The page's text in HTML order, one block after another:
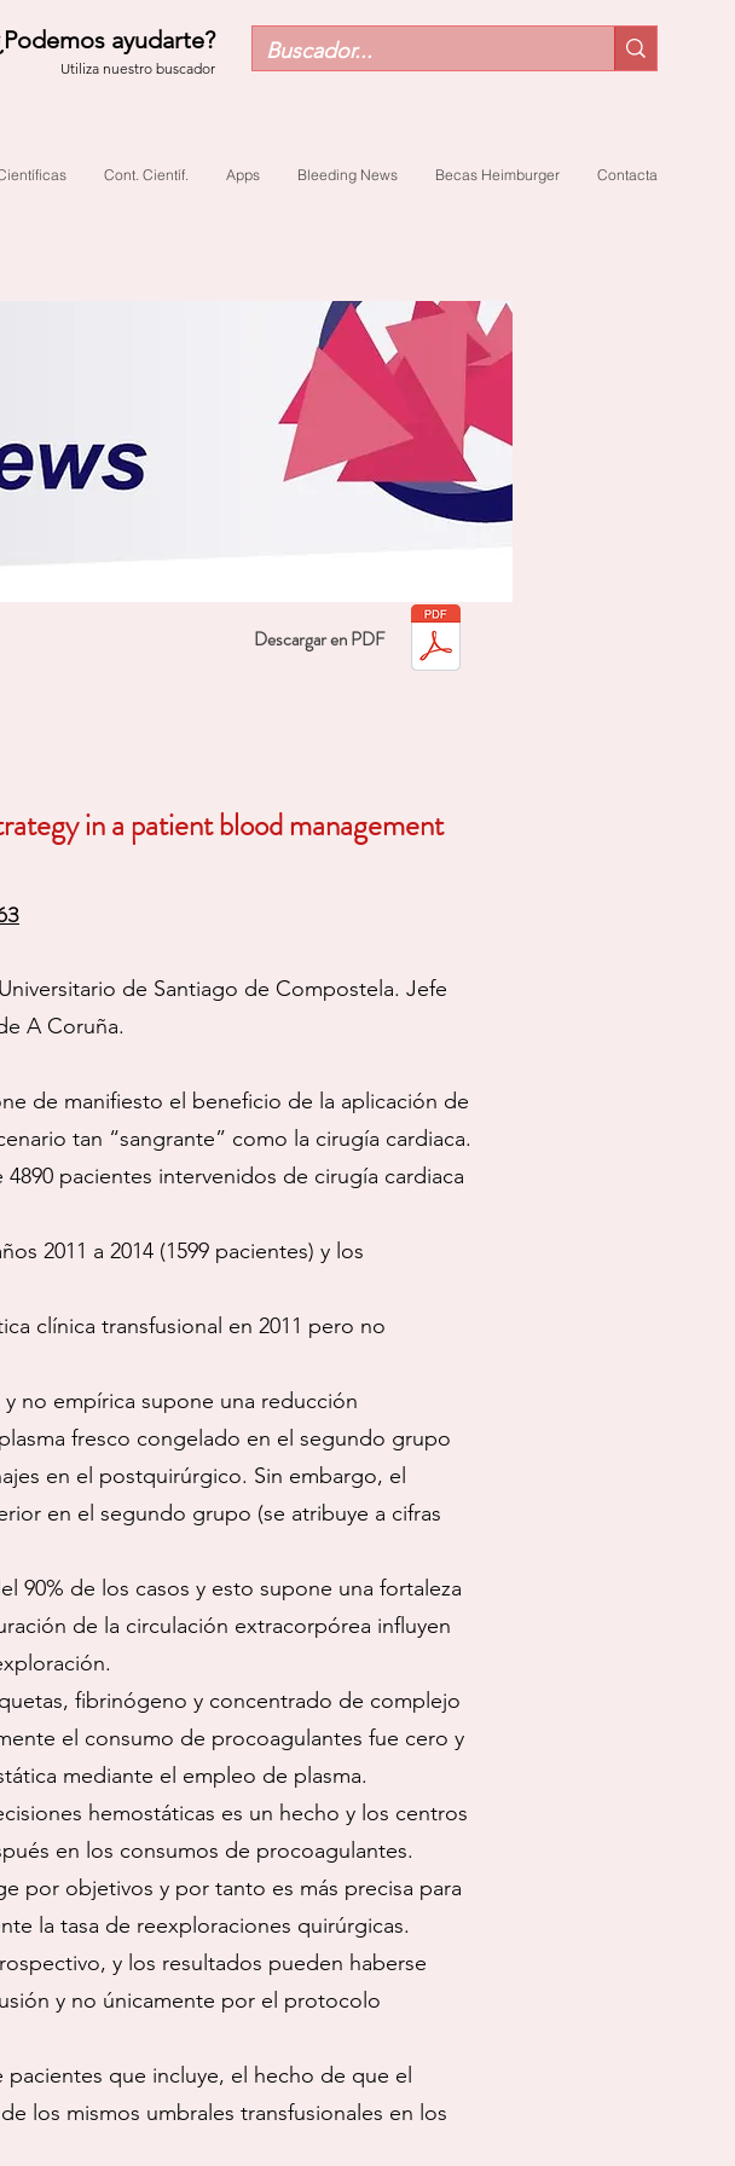
ayudarte?
Utiliza nuestro buscador
Cont. Científ. Apps Bleeding News Becas Heimburger Contacta
Descargar en PDF
in a patient blood management
de Santiago de Compostela. Jefe
A Coruña.
de manifiesto el beneficio de la aplicación de
tan “sangrante” como la cirugía cardiaca.
pacientes intervenidos de cirugía cardiaca
2011 a 2014 (1599 pacientes) y los
clínica transfusional en 2011 pero no
no empírica supone una reducción
fresco congelado en el segundo grupo
en el postquirúrgico. Sin embargo, el
en el segundo grupo (se atribuye a cifras
90% de los casos y esto supone una fortaleza
de la circulación extracorpórea influyen
fibrinógeno y concentrado de complejo
el consumo de procoagulantes fue cero y
mediante el empleo de plasma.
hemostáticas es un hecho y los centros
en los consumos de procoagulantes.
por objetivos y por tanto es más precisa para
la tasa de reexploraciones quirúrgicas.
y los resultados pueden haberse
y no únicamente por el protocolo
que incluye, el hecho de que el
los mismos umbrales transfusionales en los